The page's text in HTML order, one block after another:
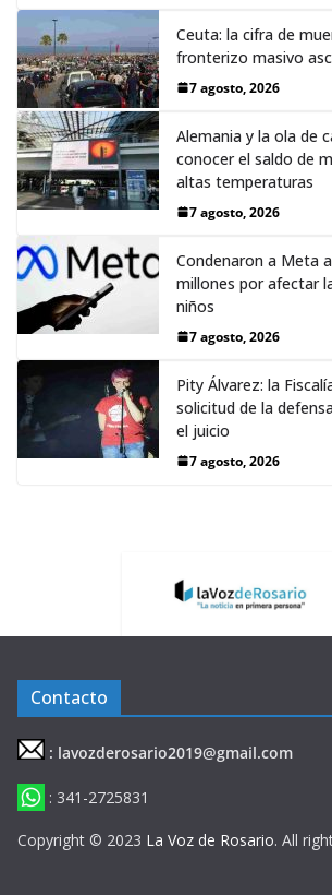
Ceuta: la cifra de
fronterizo masivo
7 agosto, 2026
Alemania y la ola de
conocer el saldo de
altas temperaturas
7 agosto, 2026
Condenaron a Meta
millones por afectar
niños
7 agosto, 2026
Pity Álvarez: la
solicitud de la
el juicio
7 agosto, 2026
Contacto
: lavozderosario2019@gmail.com
: 341-2725831
Copyright © 2023 La Voz de Rosario. All